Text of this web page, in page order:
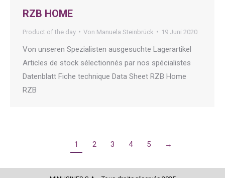
RZB HOME
Product of the day Von Manuela Steinbrück 19 Juni 2020
Von unseren Spezialisten ausgesuchte Lagerartikel
Articles de stock sélectionnés par nos spécialistes
Datenblatt Fiche technique Data Sheet RZB Home
RZB
1 2 3 4 5 →